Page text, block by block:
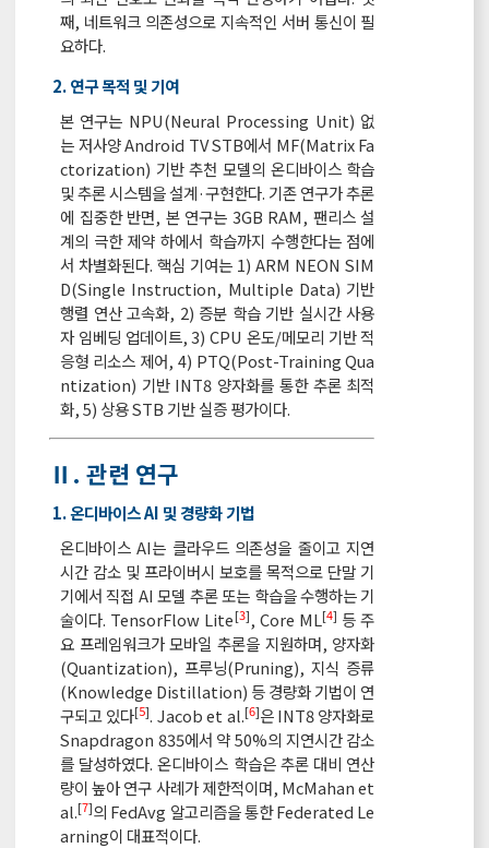
째, 네트워크 의존성으로 지속적인 서버 통신이 필
요하다.
2. 연구 목적 및 기여
본 연구는 NPU(Neural Processing Unit) 없
는 저사양 Android TV STB에서 MF(Matrix Fa
ctorization) 기반 추천 모델의 온디바이스 학습
및 추론 시스템을 설계·구현한다. 기존 연구가 추론
에 집중한 반면, 본 연구는 3GB RAM, 팬리스 설
계의 극한 제약 하에서 학습까지 수행한다는 점에
서 차별화된다. 핵심 기여는 1) ARM NEON SIM
D(Single Instruction, Multiple Data) 기반
행렬 연산 고속화, 2) 증분 학습 기반 실시간 사용
자 임베딩 업데이트, 3) CPU 온도/메모리 기반 적
응형 리소스 제어, 4) PTQ(Post-Training Qua
ntization) 기반 INT8 양자화를 통한 추론 최적
화, 5) 상용 STB 기반 실증 평가이다.
Ⅱ. 관련 연구
1. 온디바이스 AI 및 경량화 기법
온디바이스 AI는 클라우드 의존성을 줄이고 지연
시간 감소 및 프라이버시 보호를 목적으로 단말 기
기에서 직접 AI 모델 추론 또는 학습을 수행하는 기
술이다. TensorFlow Lite[3], Core ML[4] 등 주
요 프레임워크가 모바일 추론을 지원하며, 양자화
(Quantization), 프루닝(Pruning), 지식 증류
(Knowledge Distillation) 등 경량화 기법이 연
구되고 있다[5]. Jacob et al.[6]은 INT8 양자화로
Snapdragon 835에서 약 50%의 지연시간 감소
를 달성하였다. 온디바이스 학습은 추론 대비 연산
량이 높아 연구 사례가 제한적이며, McMahan et
al.[7]의 FedAvg 알고리즘을 통한 Federated Le
arning이 대표적이다.